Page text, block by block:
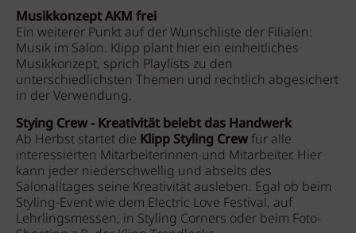
Musikkonzept AKM frei
Ein weiterer Punkt auf der Wunschliste der Filialen:
Musik im Salon. Klipp plant hier ein einheitliches
Musikkonzept, sprich Playlists zu den
unterschiedlichsten Themen und rechtlich abgesichert
in der Verwendung.
Stying Crew - Kreativität belebt das Handwerk
Ab Herbst startet die Klipp Styling Crew für alle
interessierten Mitarbeiterinnen und Mitarbeiter. Hier
kann jeder niederschwellig und abseits des
Salonalltages seine Kreativität ausleben. Egal ob beim
Styling-Event wie dem Electric Love Festival, auf
Lehrlingsmessen, in Styling Corners oder beim Foto-